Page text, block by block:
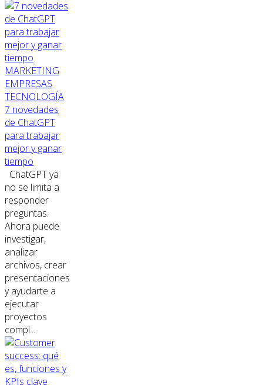
MARKETING
EMPRESAS
TECNOLOGÍA
7 novedades
de ChatGPT
para trabajar
mejor y ganar
tiempo
ChatGPT ya
no se limita a
responder
preguntas.
Ahora puede
investigar,
analizar
archivos, crear
presentaciones
y ayudarte a
ejecutar
proyectos
compl...